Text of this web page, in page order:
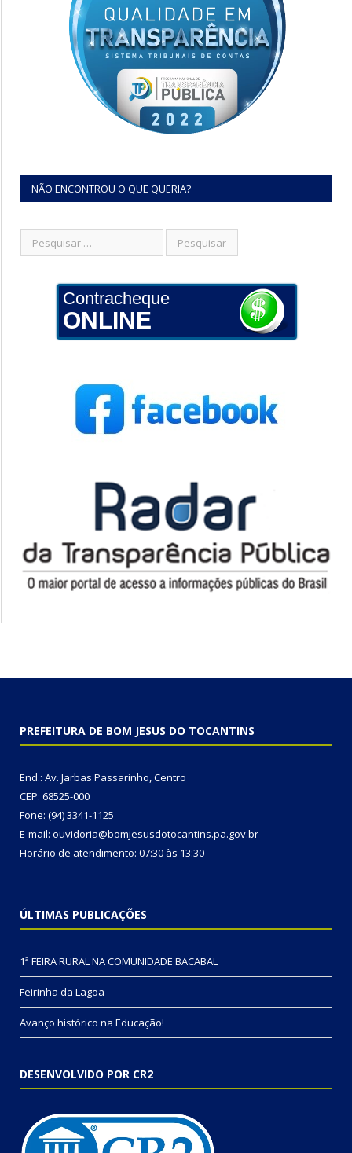
NÃO ENCONTROU O QUE QUERIA?
Contracheque
ONLINE
PREFEITURA DE BOM JESUS DO TOCANTINS
End.: Av. Jarbas Passarinho, Centro
CEP: 68525-000
Fone: (94) 3341-1125
E-mail: ouvidoria@bomjesusdotocantins.pa.gov.br
Horário de atendimento: 07:30 às 13:30
ÚLTIMAS PUBLICAÇÕES
1ª FEIRA RURAL NA COMUNIDADE BACABAL
Feirinha da Lagoa
Avanço histórico na Educação!
DESENVOLVIDO POR CR2